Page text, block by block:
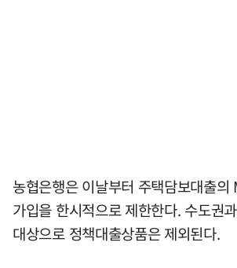
농협은행은 이날부터 주택담보대출의
가입을 한시적으로 제한한다. 수도권
대상으로 정책대출상품은 제외된다.